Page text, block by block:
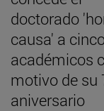
doctorado
causa' a
académicos
motivo de su
aniversario